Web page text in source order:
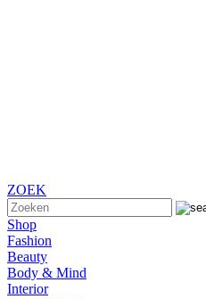
ZOEK
Shop
Fashion
Beauty
Body & Mind
Interior